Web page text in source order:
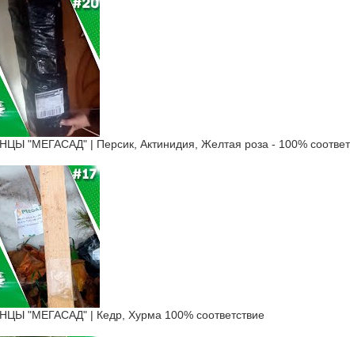
| Персик, Актинидия, Желтая роза - 100%
"МЕГАСАД" | Кедр, Хурма 100% соответствие